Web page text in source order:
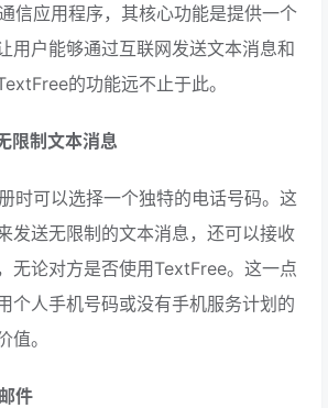
信应用程序，其核心功能是提供一个
用户能够通过互联网发送文本消息和
的功能远不止于此。
限制文本消息
时可以选择一个独特的电话号码。这
发送无限制的文本消息，还可以接收
无论对方是否使用TextFree。这一点
个人手机号码或没有手机服务计划的
值。
件